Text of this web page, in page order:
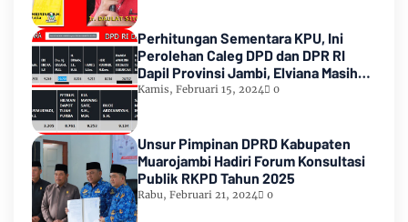
Perhitungan Sementara KPU, Ini
Perolehan Caleg DPD dan DPR RI
Dapil Provinsi Jambi, Elviana Masih
Urutan Kedua Teratas
Kamis, Februari 15, 2024 0
Unsur Pimpinan DPRD Kabupaten
Muarojambi Hadiri Forum Konsultasi
Publik RKPD Tahun 2025
Rabu, Februari 21, 2024 0